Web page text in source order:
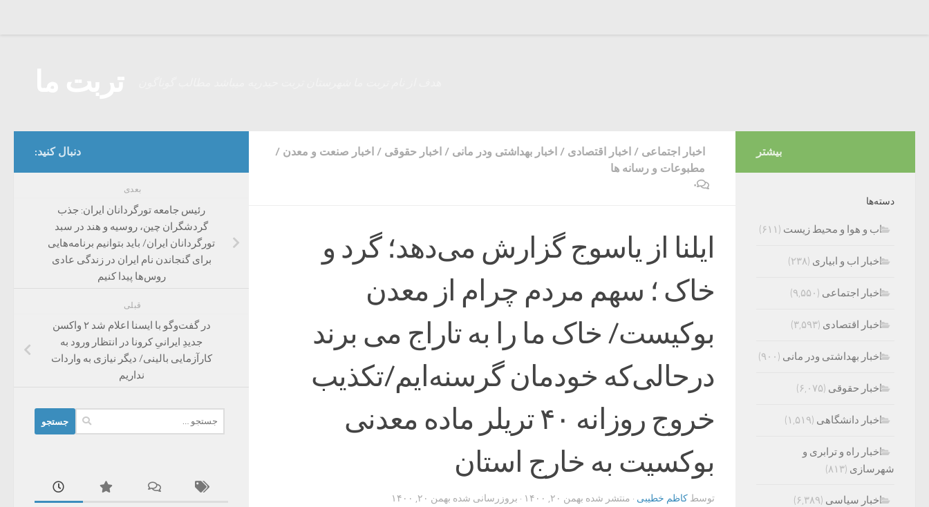
اخبار اجتماعی / اخبار اقتصادی / اخبار بهداشتی ودر مانی / اخبار حقوقی / اخبار صنعت و معدن /
مطبوعات و رسانه ها
۰
ایلنا از یاسوج گزارش می‌دهد؛ گرد و
خاک ؛ سهم مردم چرام از معدن
بوکیست/ خاک ما را به تاراج می برند
درحالی‌که خودمان گرسنه‌ایم/تکذیب
خروج روزانه ۴۰ تریلر ماده معدنی
بوکسیت به خارج استان
توسط کاظم خطیبی · منتشر شده بهمن ۲۰, ۱۴۰۰ · بروزرسانی شده بهمن ۲۰, ۱۴۰۰
دنبال کنید:
بعدی
رئیس جامعه تورگردانان ایران: جذب
گردشگران چین، روسیه و هند در سبد
تورگردانان ایران/ باید بتوانیم برنامه‌هایی
برای گنجاندن نام ایران در زندگی عادی
روس‌ها پیدا کنیم
قبلی
در گفت‌وگو با ایسنا اعلام شد ۲ واکسن
جدیدِ ایرانیِ کرونا در انتظار ورود به
کارآزمایی بالینی/ دیگر نیازی به واردات
نداریم
برای:
بیشتر
دسته‌ها
اب و هوا و محیط زیست (۶۱۱)
اخبار اب و ابیاری (۲۳۸)
اخبار اجتماعی (۹,۵۵۰)
اخبار اقتصادی (۳,۵۹۳)
اخبار بهداشتی ودر مانی (۹۰۰)
اخبار حقوقی (۶,۰۷۵)
اخبار دانشگاهی (۱,۵۱۹)
اخبار راه و ترابری و
شهرسازی (۸۱۳)
اخبار سیاسی (۶,۳۸۹)